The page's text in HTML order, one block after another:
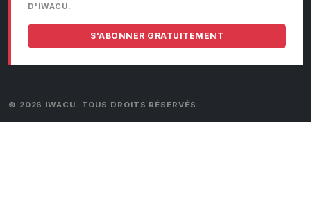
D'IWACU.
S'ABONNER GRATUITEMENT
© 2026 IWACU. TOUS DROITS RÉSERVÉS.